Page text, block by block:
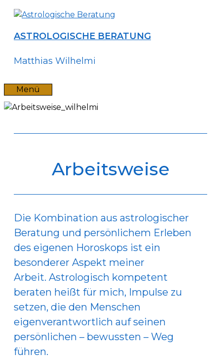
Zum
Inhalt
springen
ASTROLOGISCHE BERATUNG
Matthias Wilhelmi
Menü
Arbeitsweise
Die Kombination aus astrologischer
Beratung und persönlichem Erleben
des eigenen Horoskops ist ein
besonderer Aspekt meiner
Arbeit. Astrologisch kompetent
beraten heißt für mich, Impulse zu
setzen, die den Menschen
eigenverantwortlich auf seinen
persönlichen – bewussten – Weg
führen.